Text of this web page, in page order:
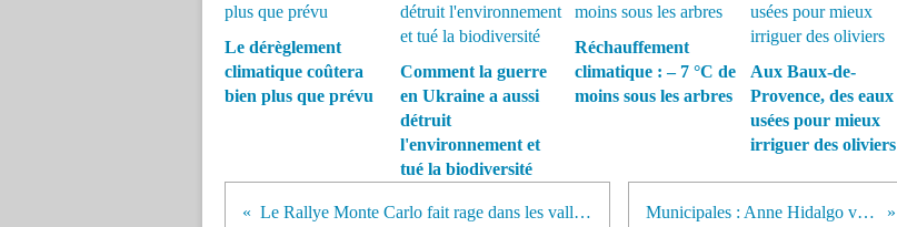
Le dérèglement
climatique coûtera
bien plus que prévu
Comment la guerre
en Ukraine a aussi
détruit
l'environnement et
tué la biodiversité
Réchauffement
climatique : – 7 °C de
moins sous les arbres
Aux Baux-de-
Provence, des eaux
usées pour mieux
irriguer des oliviers
Le Rallye Monte Carlo fait rage dans les vallées alpines...pendant que le monde s'effondre Municipales : Anne Hidalgo veut planter 170.000 arbres à Paris